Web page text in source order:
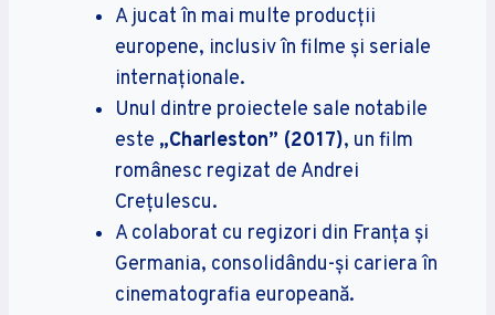
A jucat în mai multe producții
europene, inclusiv în filme și seriale
internaționale.
Unul dintre proiectele sale notabile
este „Charleston” (2017), un film
românesc regizat de Andrei
Crețulescu.
A colaborat cu regizori din Franța și
Germania, consolidându-și cariera în
cinematografia europeană.